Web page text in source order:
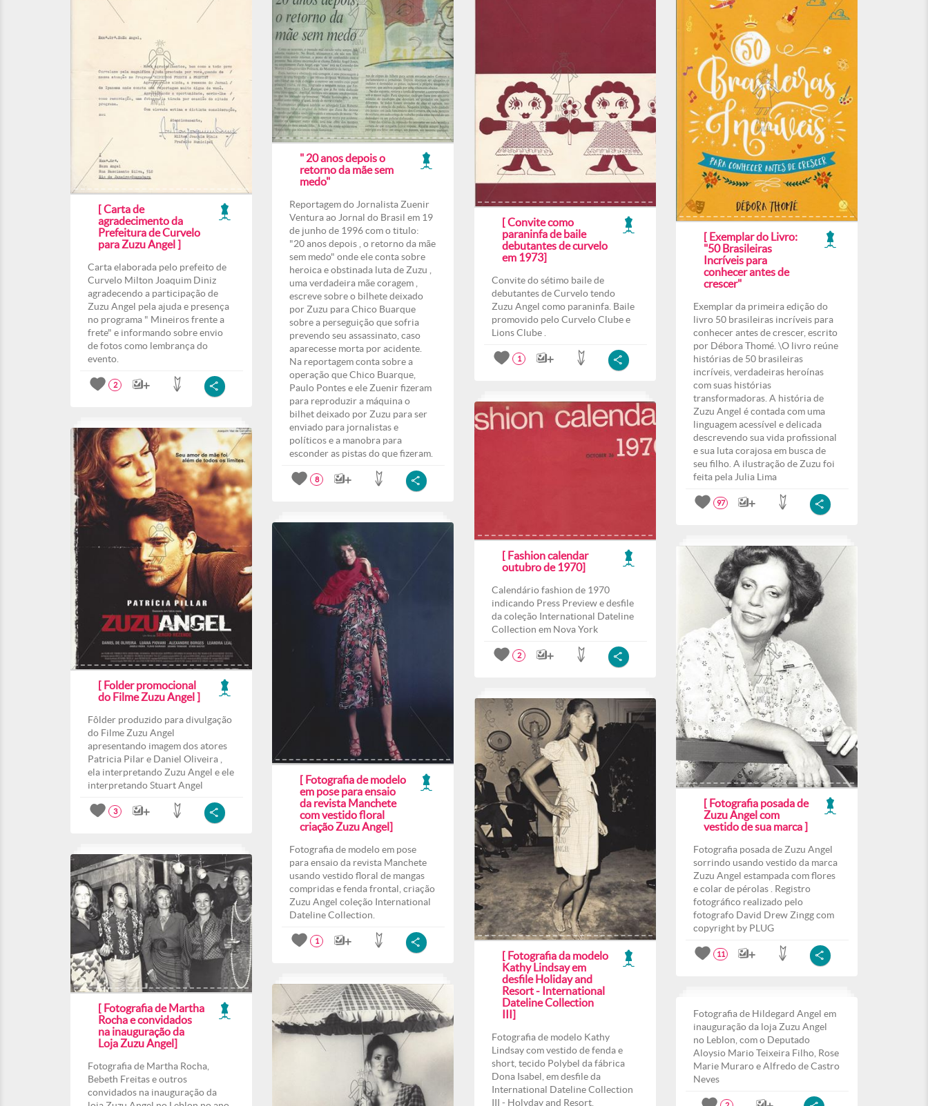
" 20 anos depois o
retorno da mãe sem
medo"
Reportagem do Jornalista Zuenir
Ventura ao Jornal do Brasil em 19
de junho de 1996 com o titulo:
"20 anos depois , o retorno da mãe
sem medo" onde ele conta sobre
heroica e obstinada luta de Zuzu ,
uma verdadeira mãe coragem ,
escreve sobre o bilhete deixado
por Zuzu para Chico Buarque
sobre a perseguição que sofria
prevendo seu assassinato, caso
aparecesse morta por acidente.
Na reportagem conta sobre a
operação que Chico Buarque,
Paulo Pontes e ele Zuenir fizeram
para reproduzir a máquina o
bilhet deixado por Zuzu para ser
enviado para jornalistas e
políticos e a manobra para
esconder as pistas do que fizeram.
8
[ Carta de
agradecimento da
Prefeitura de Curvelo
para Zuzu Angel ]
Carta elaborada pelo prefeito de
Curvelo Milton Joaquim Diniz
agradecendo a participação de
Zuzu Angel pela ajuda e presença
no programa " Mineiros frente a
frete" e informando sobre envio
de fotos como lembrança do
evento.
2
[ Convite como
paraninfa de baile
debutantes de curvelo
em 1973]
Convite do sétimo baile de
debutantes de Curvelo tendo
Zuzu Angel como paraninfa. Baile
promovido pelo Curvelo Clube e
Lions Clube .
1
[ Exemplar do Livro:
"50 Brasileiras
Incríveis para
conhecer antes de
crescer"
Exemplar da primeira edição do
livro 50 brasileiras incríveis para
conhecer antes de crescer, escrito
por Débora Thomé. \O livro reúne
histórias de 50 brasileiras
incríveis, verdadeiras heroínas
com suas histórias
transformadoras. A história de
Zuzu Angel é contada com uma
linguagem acessível e delicada
descrevendo sua vida profissional
e sua luta corajosa em busca de
seu filho. A ilustração de Zuzu foi
feita pela Julia Lima
97
[ Fashion calendar
outubro de 1970]
Calendário fashion de 1970
indicando Press Preview e desfile
da coleção International Dateline
Collection em Nova York
2
[ Folder promocional
do Filme Zuzu Angel ]
Fôlder produzido para divulgação
do Filme Zuzu Angel
apresentando imagem dos atores
Patricia Pilar e Daniel Oliveira ,
ela interpretando Zuzu Angel e ele
interpretando Stuart Angel
3
[ Fotografia de modelo
em pose para ensaio
da revista Manchete
com vestido floral
criação Zuzu Angel]
Fotografia de modelo em pose
para ensaio da revista Manchete
usando vestido floral de mangas
compridas e fenda frontal, criação
Zuzu Angel coleção International
Dateline Collection.
1
[ Fotografia posada de
Zuzu Angel com
vestido de sua marca ]
Fotografia posada de Zuzu Angel
sorrindo usando vestido da marca
Zuzu Angel estampada com flores
e colar de pérolas . Registro
fotográfico realizado pelo
fotografo David Drew Zingg com
copyright by PLUG
11
[ Fotografia da modelo
Kathy Lindsay em
desfile Holiday and
Resort - International
Dateline Collection
III]
Fotografia de modelo Kathy
Lindsay com vestido de fenda e
short, tecido Polybel da fábrica
Dona Isabel, em desfile da
International Dateline Collection
III - Holyday and Resort.
[ Fotografia de Martha
Rocha e convidados
na inauguração da
Loja Zuzu Angel]
Fotografia de Martha Rocha,
Bebeth Freitas e outros
convidados na inauguração da
Fotografia de Hildegard Angel em
inauguração da loja Zuzu Angel
no Leblon, com o Deputado
Aloysio Mario Teixeira Filho, Rose
Marie Muraro e Alfredo de Castro
Neves